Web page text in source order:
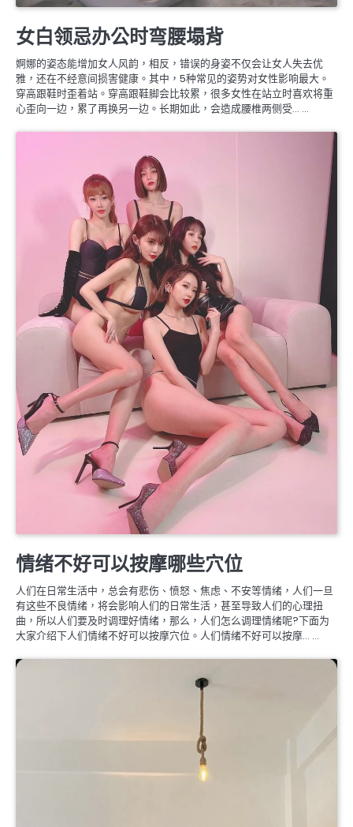
女白领忌办公时弯腰塌背
婀娜的姿态能增加女人风韵，相反，错误的身姿不仅会让女人失去优
雅，还在不经意间损害健康。其中，5种常见的姿势对女性影响最大。
穿高跟鞋时歪着站。穿高跟鞋脚会比较累，很多女性在站立时喜欢将重
心歪向一边，累了再换另一边。长期如此，会造成腰椎两侧受… …
情绪不好可以按摩哪些穴位
人们在日常生活中，总会有悲伤、愤怒、焦虑、不安等情绪，人们一旦
有这些不良情绪，将会影响人们的日常生活，甚至导致人们的心理扭
曲，所以人们要及时调理好情绪，那么，人们怎么调理情绪呢?下面为
大家介绍下人们情绪不好可以按摩穴位。人们情绪不好可以按摩… …